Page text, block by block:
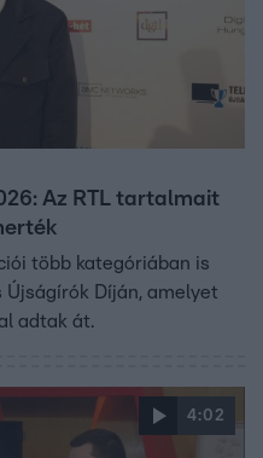
Az RTL tartalmait
több kategóriában is
Díján, amelyet
adtak át.
4:02